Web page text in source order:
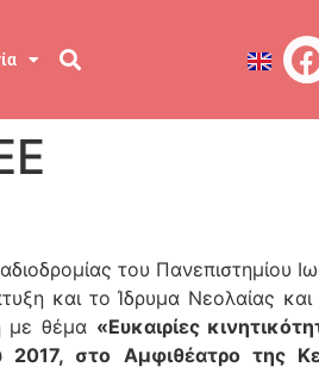
του Πανεπιστημίου
και το Ίδρυμα Νεολαίας και
με θέμα «Ευκαιρίες
στο Αμφιθέατρο της